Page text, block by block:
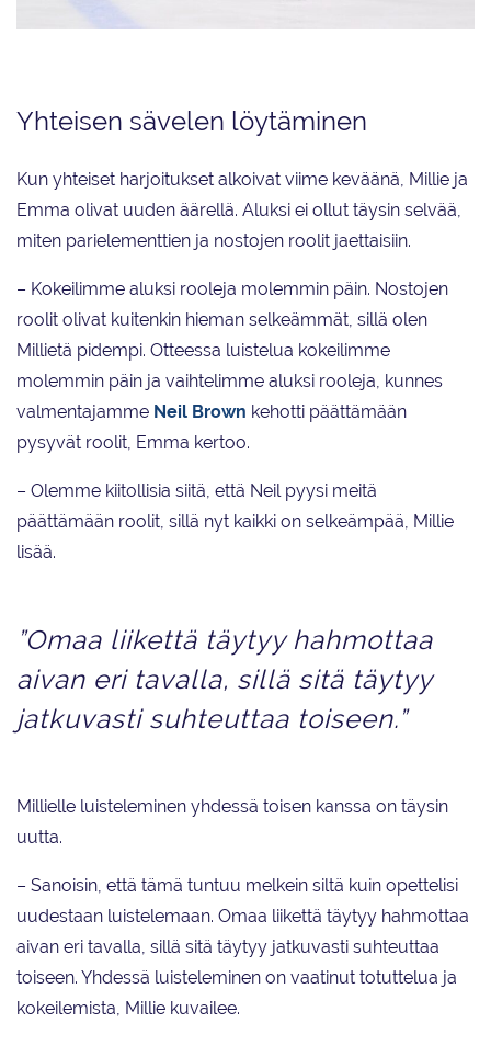
Yhteisen sävelen löytäminen
Kun yhteiset harjoitukset alkoivat viime keväänä, Millie ja
Emma olivat uuden äärellä. Aluksi ei ollut täysin selvää,
miten parielementtien ja nostojen roolit jaettaisiin.
– Kokeilimme aluksi rooleja molemmin päin. Nostojen
roolit olivat kuitenkin hieman selkeämmät, sillä olen
Millietä pidempi. Otteessa luistelua kokeilimme
molemmin päin ja vaihtelimme aluksi rooleja, kunnes
valmentajamme Neil Brown kehotti päättämään
pysyvät roolit, Emma kertoo.
– Olemme kiitollisia siitä, että Neil pyysi meitä
päättämään roolit, sillä nyt kaikki on selkeämpää, Millie
lisää.
”Omaa liikettä täytyy hahmottaa
aivan eri tavalla, sillä sitä täytyy
jatkuvasti suhteuttaa toiseen.”
Millielle luisteleminen yhdessä toisen kanssa on täysin
uutta.
– Sanoisin, että tämä tuntuu melkein siltä kuin opettelisi
uudestaan luistelemaan. Omaa liikettä täytyy hahmottaa
aivan eri tavalla, sillä sitä täytyy jatkuvasti suhteuttaa
toiseen. Yhdessä luisteleminen on vaatinut totuttelua ja
kokeilemista, Millie kuvailee.